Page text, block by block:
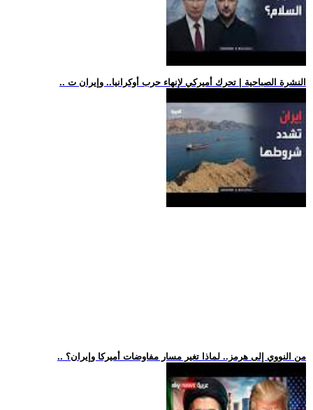
.. النشرة الصباحية | تحرك أميركي لإنهاء حرب أوكرانيا.. وإيران ت
.. من النووي إلى هرمز.. لماذا تغير مسار مفاوضات أميركا وإيران؟